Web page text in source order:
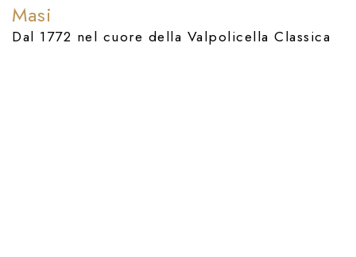
Masi
Dal 1772 nel cuore della Valpolicella Classica